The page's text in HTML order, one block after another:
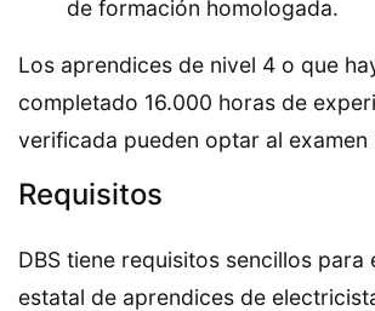
de formación homologada.
Los aprendices de nivel 4 o que
completado 16.000 horas de
verificada pueden optar al examen
Requisitos
DBS tiene requisitos sencillos para
estatal de aprendices de